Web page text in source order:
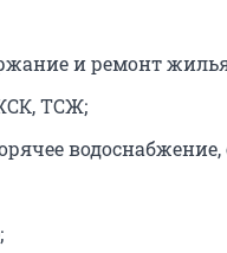
и ремонт
ТСЖ;